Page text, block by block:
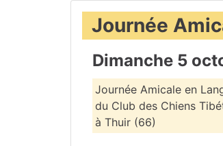
Journée
Dimanche 5
Journée Amicale en
du Club des Chiens
à Thuir (66)